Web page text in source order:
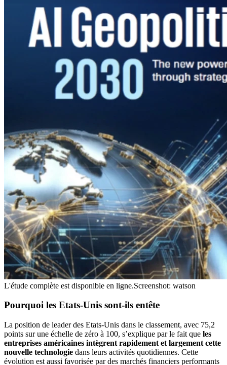
L'étude complète est disponible en ligne.Screenshot: watson
Pourquoi les Etats-Unis sont-ils entête
La position de leader des Etats-Unis dans le classement, avec 75,2
points sur une échelle de zéro à 100, s’explique par le fait que les
entreprises américaines intègrent rapidement et largement cette
nouvelle technologie dans leurs activités quotidiennes. Cette
évolution est aussi favorisée par des marchés financiers performants